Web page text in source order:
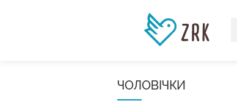
ЧОЛОВІЧКИ